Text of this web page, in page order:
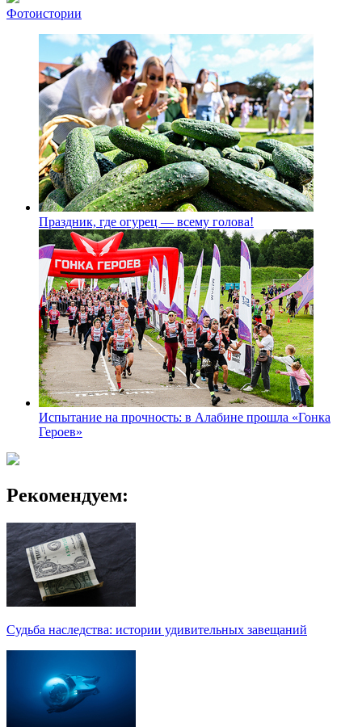
Фотоистории
Праздник, где огурец — всему голова!
Испытание на прочность: в Алабине прошла «Гонка
Героев»
Рекомендуем:
Судьба наследства: истории удивительных завещаний